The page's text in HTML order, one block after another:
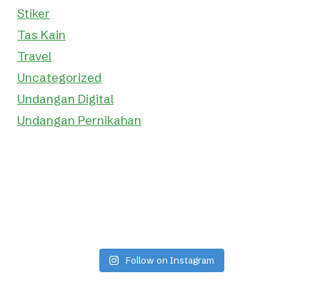
Stiker
Tas Kain
Travel
Uncategorized
Undangan Digital
Undangan Pernikahan
Follow on Instagram